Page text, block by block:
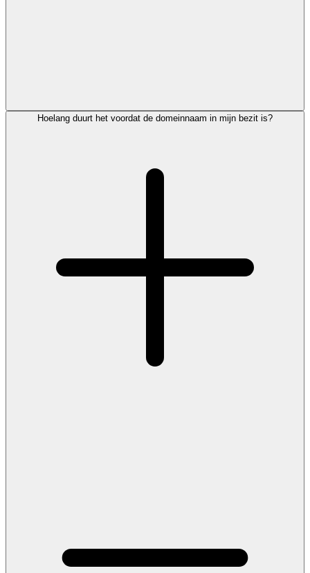
Hoelang duurt het voordat de domeinnaam in mijn bezit is?